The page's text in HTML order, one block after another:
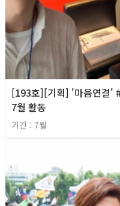
[193호][기획] '마음연결'
7월 활동
기간 : 7월